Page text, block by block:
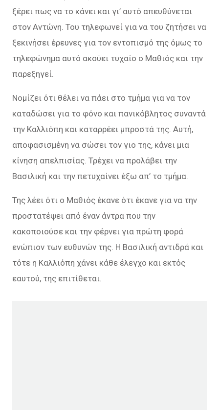
ξέρει πως να το κάνει και γι’ αυτό απευθύνεται
στον Αντώνη. Του τηλεφωνεί για να του ζητήσει να
ξεκινήσει έρευνες για τον εντοπισμό της όμως το
τηλεφώνημα αυτό ακούει τυχαίο ο Μαθιός και την
παρεξηγεί.
Νομίζει ότι θέλει να πάει στο τμήμα για να τον
καταδώσει για το φόνο και πανικόβλητος συναντά
την Καλλιόπη και καταρρέει μπροστά της. Αυτή,
αποφασισμένη να σώσει τον γιο της, κάνει μια
κίνηση απελπισίας. Τρέχει να προλάβει την
Βασιλική και την πετυχαίνει έξω απ’ το τμήμα.
Της λέει ότι ο Μαθιός έκανε ότι έκανε για να την
προστατέψει από έναν άντρα που την
κακοποιούσε και την φέρνει για πρώτη φορά
ενώπιον των ευθυνών της. Η Βασιλική αντιδρά και
τότε η Καλλιόπη χάνει κάθε έλεγχο και εκτός
εαυτού, της επιτίθεται.